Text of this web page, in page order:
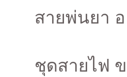
สายพ่นยา อ
ชุดสายไฟ